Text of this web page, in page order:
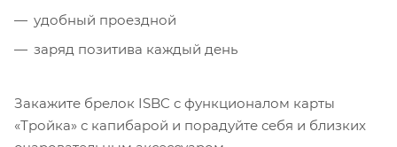
удобный проездной
заряд позитива каждый день
Закажите брелок ISBC c функционалом карты
«Тройка» с капибарой и порадуйте себя и близких